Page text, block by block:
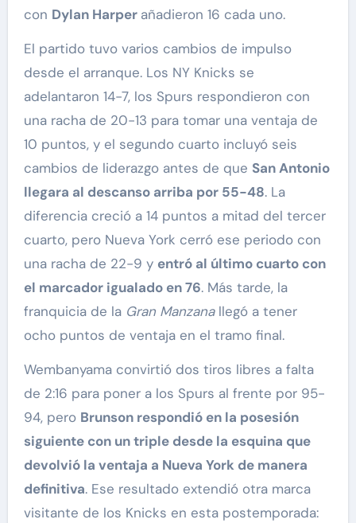
con Dylan Harper añadieron 16 cada uno.
El partido tuvo varios cambios de impulso
desde el arranque. Los NY Knicks se
adelantaron 14-7, los Spurs respondieron con
una racha de 20-13 para tomar una ventaja de
10 puntos, y el segundo cuarto incluyó seis
cambios de liderazgo antes de que San Antonio
llegara al descanso arriba por 55-48. La
diferencia creció a 14 puntos a mitad del tercer
cuarto, pero Nueva York cerró ese periodo con
una racha de 22-9 y entró al último cuarto con
el marcador igualado en 76. Más tarde, la
franquicia de la Gran Manzanallegó a tener
ocho puntos de ventaja en el tramo final.
Wembanyama convirtió dos tiros libres a falta
de 2:16 para poner a los Spurs al frente por 95-
94, pero Brunson respondió en la posesión
siguiente con un triple desde la esquina que
devolvió la ventaja a Nueva York de manera
definitiva. Ese resultado extendió otra marca
visitante de los Knicks en esta postemporada: